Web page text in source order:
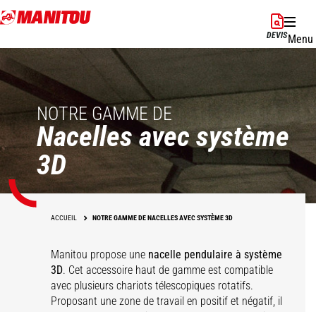
Aller
au
principal
DEVISMenu
NOTRE GAMME DE
Nacelles avec système
3D
ACCUEIL NOTRE GAMME DE NACELLES AVEC SYSTÈME 3D
Manitou propose une nacelle pendulaire à système
3D. Cet accessoire haut de gamme est compatible
avec plusieurs chariots télescopiques rotatifs.
Proposant une zone de travail en positif et négatif, il